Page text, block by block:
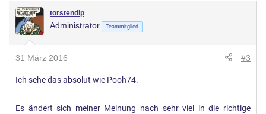
torstendlp
Administrator Teammitglied
31 März 2016 #3
Ich sehe das absolut wie Pooh74.
Es ändert sich meiner Meinung nach sehr viel in die richtige